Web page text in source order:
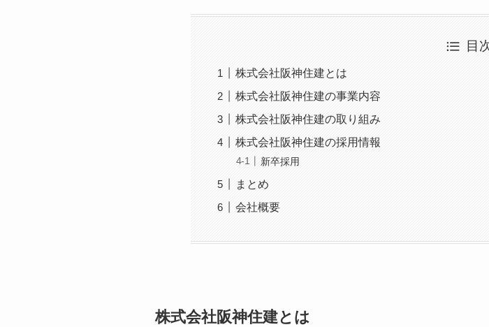
目
株式会社阪神住建とは
株式会社阪神住建の事業内容
株式会社阪神住建の取り組み
株式会社阪神住建の採用情報
新卒採用
まとめ
会社概要
株式会社阪神住建とは